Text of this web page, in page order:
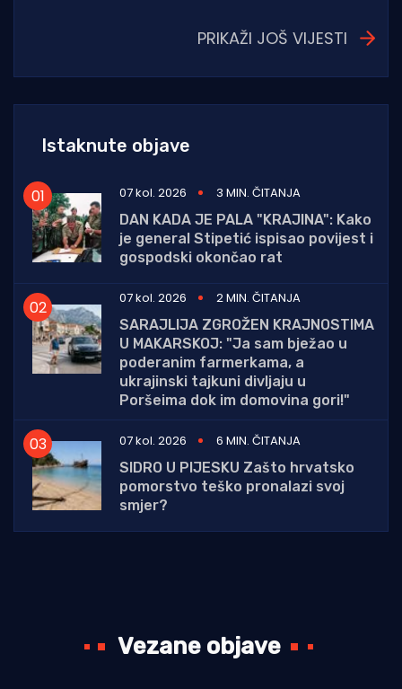
PRIKAŽI JOŠ VIJESTI
Istaknute objave
07 kol. 2026
3 MIN. ČITANJA
DAN KADA JE PALA "KRAJINA": Kako
je general Stipetić ispisao povijest i
gospodski okončao rat
07 kol. 2026
2 MIN. ČITANJA
SARAJLIJA ZGROŽEN KRAJNOSTIMA
U MAKARSKOJ: "Ja sam bježao u
poderanim farmerkama, a
ukrajinski tajkuni divljaju u
Poršeima dok im domovina gori!"
07 kol. 2026
6 MIN. ČITANJA
SIDRO U PIJESKU Zašto hrvatsko
pomorstvo teško pronalazi svoj
smjer?
Vezane objave